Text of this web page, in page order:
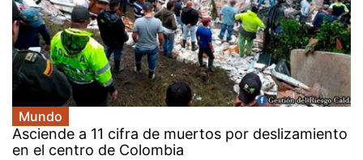
Mundo
Asciende a 11 cifra de muertos por deslizamiento
en el centro de Colombia